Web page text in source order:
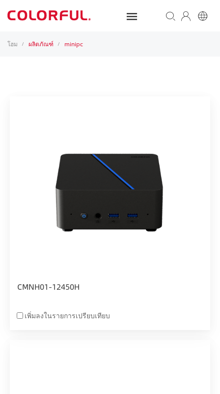
โฮม / ผลิตภัณฑ์ / minipc
CMNH01-12450H
เพิ่มลงในรายการเปรียบเทียบ